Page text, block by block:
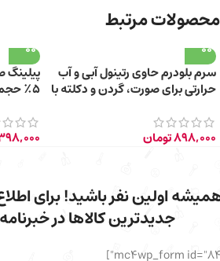
محصولات مرتبط
سرم بلودرم حاوی رتینول آبی و آب
حرارتی برای صورت، گردن و دکلته با
898,000تومان
پیلینگ
۵٪ حجم ۳۰ میلی لیتر
اولین نفر باشید! برای
جدیدترین کالاها در